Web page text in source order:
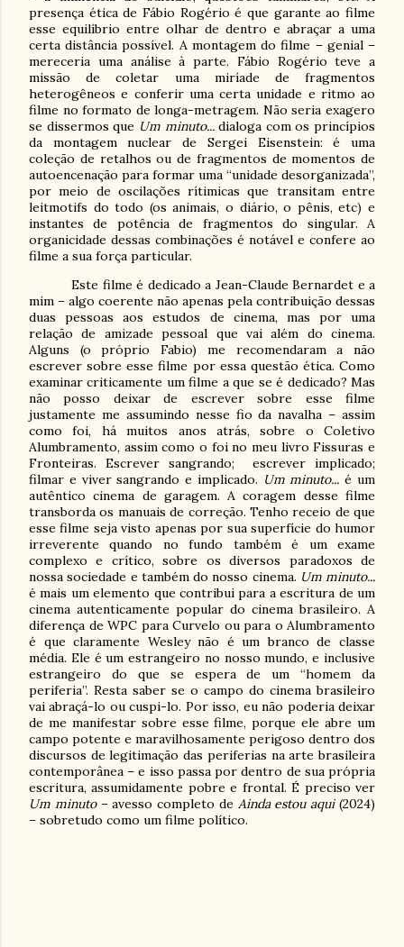
presença ética de Fábio Rogério é que garante ao filme
esse equilíbrio entre olhar de dentro e abraçar a uma
certa distância possível. A montagem do filme – genial –
mereceria uma análise à parte. Fábio Rogério teve a
missão de coletar uma miríade de fragmentos
heterogêneos e conferir uma certa unidade e ritmo ao
filme no formato de longa-metragem. Não seria exagero
se dissermos que Um minuto...dialoga com os princípios
da montagem nuclear de Sergei Eisenstein: é uma
coleção de retalhos ou de fragmentos de momentos de
autoencenação para formar uma “unidade desorganizada”,
por meio de oscilações rítimicas que transitam entre
leitmotifs do todo (os animais, o diário, o pênis, etc) e
instantes de potência de fragmentos do singular. A
organicidade dessas combinações é notável e confere ao
filme a sua força particular.
Este filme é dedicado a Jean-Claude Bernardet e a
mim – algo coerente não apenas pela contribuição dessas
duas pessoas aos estudos de cinema, mas por uma
relação de amizade pessoal que vai além do cinema.
Alguns (o próprio Fabio) me recomendaram a não
escrever sobre esse filme por essa questão ética. Como
examinar criticamente um filme a que se é dedicado? Mas
não posso deixar de escrever sobre esse filme
justamente me assumindo nesse fio da navalha – assim
como foi, há muitos anos atrás, sobre o Coletivo
Alumbramento, assim como o foi no meu livro Fissuras e
Fronteiras. Escrever sangrando;
escrever implicado;
filmar e viver sangrando e implicado. Um minuto... é um
autêntico cinema de garagem. A coragem desse filme
transborda os manuais de correção. Tenho receio de que
esse filme seja visto apenas por sua superfície do humor
irreverente quando no fundo também é um exame
complexo e crítico, sobre os diversos paradoxos de
nossa sociedade e também do nosso cinema. Um minuto...
é mais um elemento que contribui para a escritura de um
cinema autenticamente popular do cinema brasileiro. A
diferença de WPC para Curvelo ou para o Alumbramento
é que claramente Wesley não é um branco de classe
média. Ele é um estrangeiro no nosso mundo, e inclusive
estrangeiro do que se espera de um “homem da
periferia”. Resta saber se o campo do cinema brasileiro
vai abraçá-lo ou cuspi-lo. Por isso, eu não poderia deixar
de me manifestar sobre esse filme, porque ele abre um
campo potente e maravilhosamente perigoso dentro dos
discursos de legitimação das periferias na arte brasileira
contemporânea – e isso passa por dentro de sua própria
escritura, assumidamente pobre e frontal. É preciso ver
Um minuto– avesso completo de Ainda estou aqui(2024)
– sobretudo como um filme político.